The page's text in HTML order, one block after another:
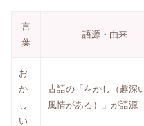
言
葉
語源・由来
お
か
し
い
古語の「をかし（趣深
風情がある）」が語源